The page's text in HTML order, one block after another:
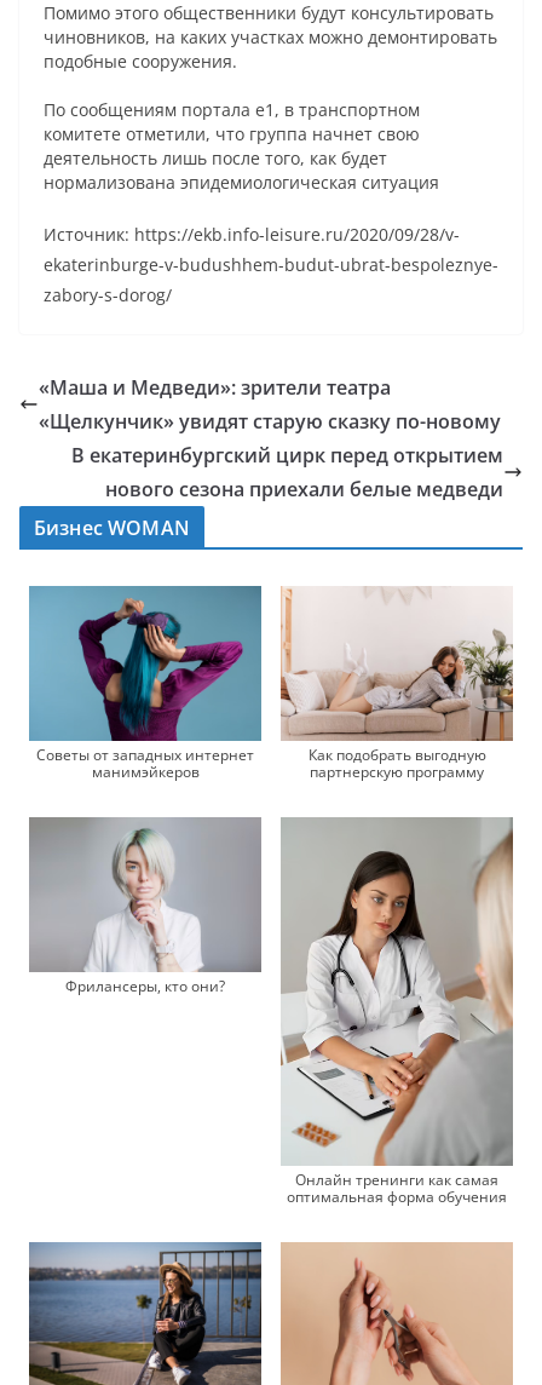
Помимо этого общественники будут консультировать
чиновников, на каких участках можно демонтировать
подобные сооружения.
По сообщениям портала е1, в транспортном
комитете отметили, что группа начнет свою
деятельность лишь после того, как будет
нормализована эпидемиологическая ситуация
Источник: https://ekb.info-leisure.ru/2020/09/28/v-
ekaterinburge-v-budushhem-budut-ubrat-bespoleznye-
zabory-s-dorog/
«Маша и Медведи»: зрители театра
«Щелкунчик» увидят старую сказку по-новому
В екатеринбургский цирк перед открытием
нового сезона приехали белые медведи
Бизнес WOMAN
Советы от западных интернет
манимэйкеров
Как подобрать выгодную
партнерскую программу
Фрилансеры, кто они?
Онлайн тренинги как самая
оптимальная форма обучения